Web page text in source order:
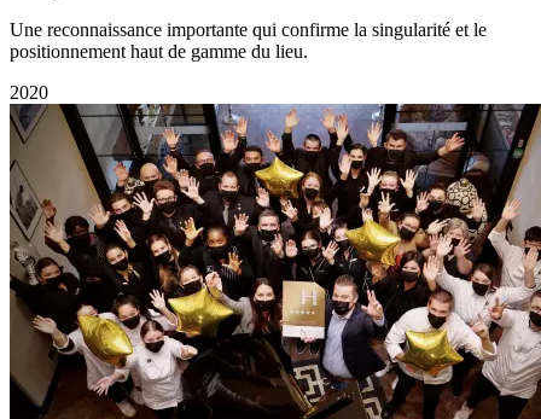
Une reconnaissance importante qui confirme la singularité et le
positionnement haut de gamme du lieu.
2020